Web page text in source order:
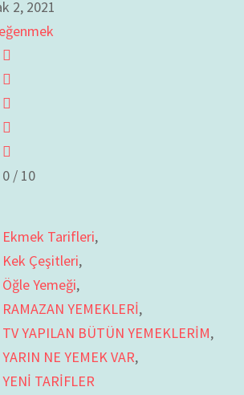
2, 2021
0 / 10
Ekmek Tarifleri,
Kek Çeşitleri,
Öğle Yemeği,
RAMAZAN YEMEKLERİ,
TV YAPILAN BÜTÜN YEMEKLERİM,
YARIN NE YEMEK VAR,
YENİ TARİFLER